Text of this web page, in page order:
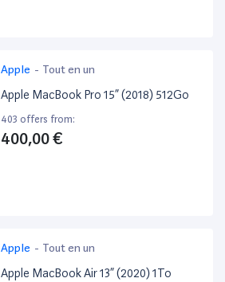
Apple - Tout en un
Apple MacBook Pro 15” (2018) 512Go
403 offers from:
400,00 €
Apple - Tout en un
Apple MacBook Air 13” (2020) 1To